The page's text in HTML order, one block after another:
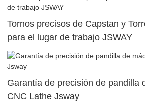
Tornos precisos de Capstan y
para el lugar de trabajo JSWAY
Garantía de precisión de pandilla
CNC Lathe Jsway